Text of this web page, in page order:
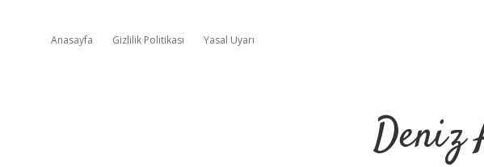
Anasayfa Gizlilik Politikası Yasal Uyarı
Deniz